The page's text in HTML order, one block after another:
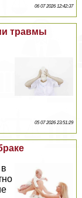
06 07 2026 12:42:37
травмы
05 07 2026 23:51:29